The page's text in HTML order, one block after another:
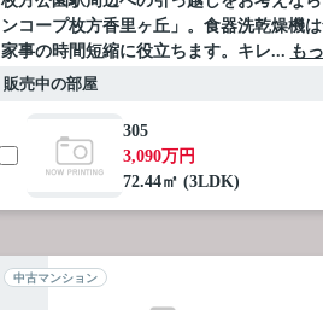
ンコープ枚方香里ヶ丘」。食器洗乾燥機
家事の時間短縮に役立ちます。キレ... も
販売中の部屋
305
3,090万円
72.44㎡ (3LDK)
中古マンション